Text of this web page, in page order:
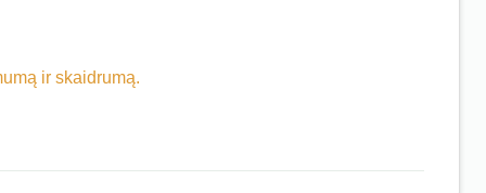
ir skaidrumą.